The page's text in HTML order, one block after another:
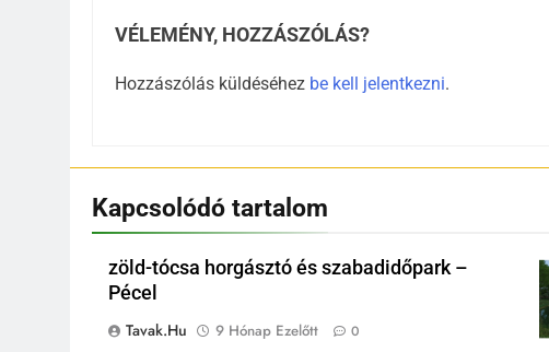
VÉLEMÉNY, HOZZÁSZÓLÁS?
Hozzászólás küldéséhez be kell jelentkezni.
Kapcsolódó tartalom
zöld-tócsa horgásztó és szabadidőpark –
Pécel
Tavak.hu
9 Hónap Ezelőtt 0